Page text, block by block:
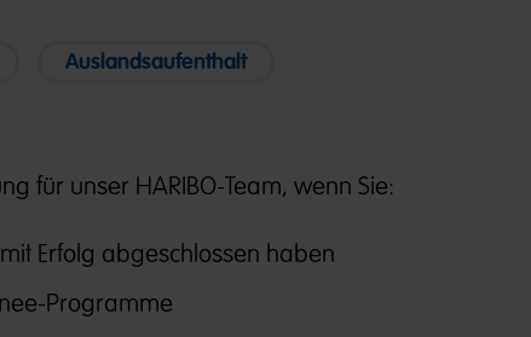
Auslandsaufenthalt
für unser HARIBO-Team, wenn Sie:
Erfolg abgeschlossen haben
Programme